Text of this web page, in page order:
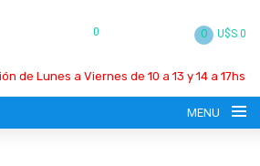
0 0 U$S 0
de Lunes a Viernes de 10 a 13 y 14 a 17hs
MENU